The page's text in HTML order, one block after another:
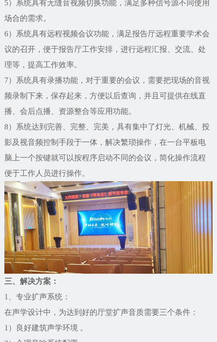
5）系统具有无缝音视频切换功能，满足多种信号源不同使用
场合的需求。
6）系统具有远程视频会议功能，满足报告厅远程重要学术会
议的召开，便于报告厅工作安排，进行远程汇报、交流、处
理等，提高工作效率。
7）系统具有录播功能，对于重要的会议，需要把现场的音视
频录制下来，保存起来，方便以后查询，并且可提供在线直
播、会后点播、资源整合等应用功能。
8）系统达到完善、完整、完美，具有集中了灯光、机械、投
影及视音频控制手段于一体，解决繁琐操作，在一台平板电
脑上一个按键就可以按程序启动不同的会议，简化操作流程
便于工作人员进行操作。
三、解决方案：
1、专业扩声系统：
在声学设计中，为达到好的厅堂扩声音质需要三个条件：
1）良好建筑声学环境 。